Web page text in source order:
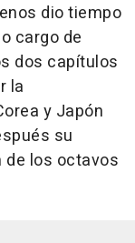
dio tiempo
cargo de
dos capítulos
la
y Japón
su
de los octavos